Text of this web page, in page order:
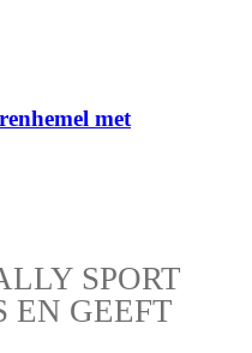
met
SPORT
EN GEEFT